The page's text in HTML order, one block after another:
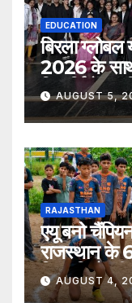
EDUCATION
बिरला
2026 के
विद्यार्थियों
AUGUST 5,
RAJASTHAN
एयू बनो
राजस्थान के
खिलाड़ियों
AUGUST 4,